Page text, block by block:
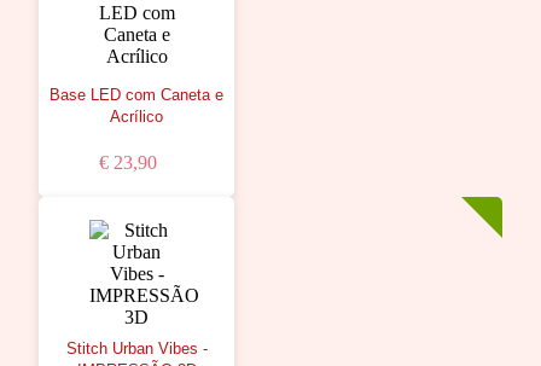
Base LED com Caneta e
Acrílico
€ 23,90
Stitch Urban Vibes -